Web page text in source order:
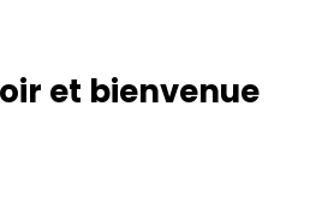
et bienvenue